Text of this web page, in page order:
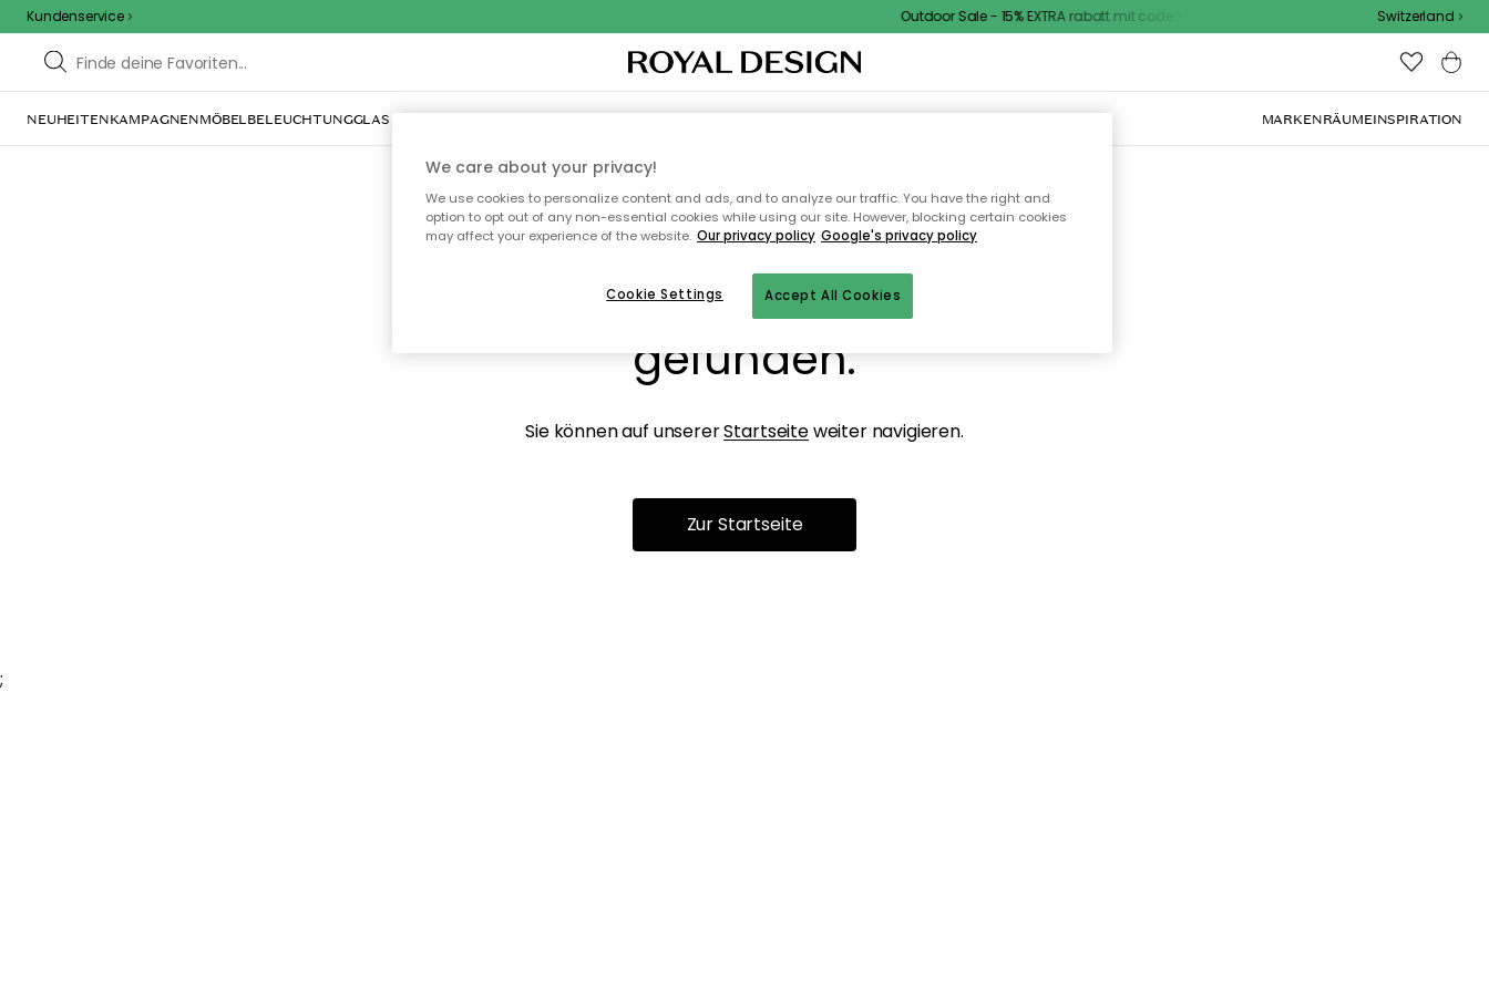
Kundenservice Outdoor Sale - 15% EXTRA rabatt mit code Switzerland
NEUHEITENKAMPAGNENMÖBELBELEUCHTUNGGLAS & GESCHIRRINNENEINRICHTUNGTEXTILIEN & TEPPICHEKÜCHEAUFBEWAHRUNGOUTDOOR-MÖBEL MARKENRÄUMEINSPIRATION
Ooops, die Seite wurde nicht
gefunden.
Sie können auf unsererStartseiteweiter navigieren.
Zur Startseite
;
We care about your privacy!
We use cookies to personalize content and ads, and to analyze our traffic. You have the right and
option to opt out of any non-essential cookies while using our site. However, blocking certain cookies
may affect your experience of the website. Our privacy policy Google's privacy policy
Accept All Cookies
Cookie Settings